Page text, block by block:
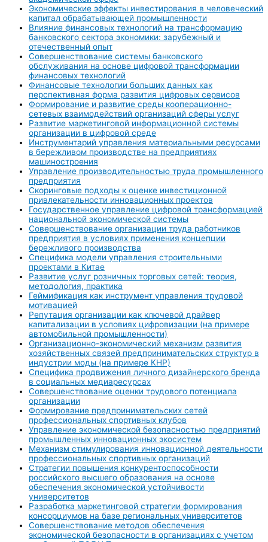
Экономические эффекты инвестирования в человеческий
капитал обрабатывающей промышленности
Влияние финансовых технологий на трансформацию
банковского сектора экономики: зарубежный и
отечественный опыт
Совершенствование системы банковского
обслуживания на основе цифровой трансформации
финансовых технологий
Финансовые технологии больших данных как
перспективная форма развития цифровых сервисов
Формирование и развитие среды кооперационно-
сетевых взаимодействий организаций сферы услуг
Развитие маркетинговой информационной системы
организации в цифровой среде
Инструментарий управления материальными ресурсами
в бережливом производстве на предприятиях
машиностроения
Управление производительностью труда промышленного
предприятия
Скоринговые подходы к оценке инвестиционной
привлекательности инновационных проектов
Государственное управление цифровой трансформацией
национальной экономической системы
Совершенствование организации труда работников
предприятия в условиях применения концепции
бережливого производства
Специфика модели управления строительными
проектами в Китае
Развитие услуг розничных торговых сетей: теория,
методология, практика
Геймификация как инструмент управления трудовой
мотивацией
Репутация организации как ключевой драйвер
капитализации в условиях цифровизации (на примере
автомобильной промышленности)
Организационно-экономический механизм развития
хозяйственных связей предпринимательских структур в
индустрии моды (на примере КНР)
Специфика продвижения личного дизайнерского бренда
в социальных медиаресурсах
Совершенствование оценки трудового потенциала
организации
Формирование предпринимательских сетей
профессиональных спортивных клубов
Управление экономической безопасностью предприятий
промышленных инновационных экосистем
Механизм стимулирования инновационной деятельности
профессиональных спортивных организаций
Стратегии повышения конкурентоспособности
российского высшего образования на основе
обеспечения экономической устойчивости
университетов
Разработка маркетинговой стратегии формирования
консорциумов на базе региональных университетов
Совершенствование методов обеспечения
экономической безопасности в организациях с учетом